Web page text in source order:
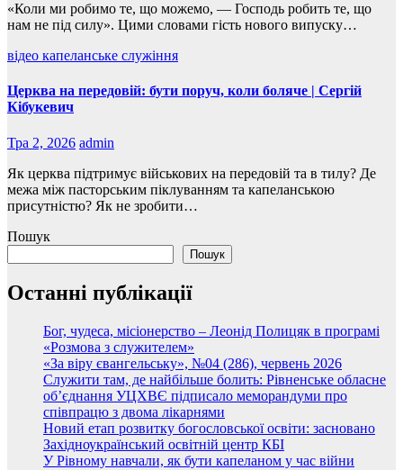
«Коли ми робимо те, що можемо, — Господь робить те, що
нам не під силу». Цими словами гість нового випуску…
відео капеланське служіння
Церква на передовій: бути поруч, коли боляче | Сергій
Кібукевич
Тра 2, 2026 admin
Як церква підтримує військових на передовій та в тилу? Де
межа між пасторським піклуванням та капеланською
присутністю? Як не зробити…
Пошук
Пошук
Останні публікації
Бог, чудеса, місіонерство – Леонід Полицяк в програмі
«Розмова з служителем»
«За віру євангельську», №04 (286), червень 2026
Служити там, де найбільше болить: Рівненське обласне
об’єднання УЦХВЄ підписало меморандуми про
співпрацю з двома лікарнями
Новий етап розвитку богословської освіти: засновано
Західноукраїнський освітній центр КБІ
У Рівному навчали, як бути капеланом у час війни